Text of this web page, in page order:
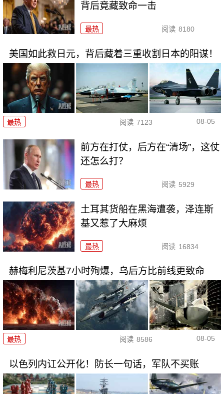
背后竟藏致命一击
最热 阅读 8180
美国如此救日元，背后藏着三重收割日本的阳谋！
最热 阅读 7123 08-05
前方在打仗，后方在“清场”，这仗
还怎么打？
最热 阅读 5929
土耳其货船在黑海遭袭，泽连斯
基又惹了大麻烦
最热 阅读 16834
赫梅利尼茨基7小时殉爆，乌后方比前线更致命
最热 阅读 8586 08-05
以色列内讧公开化！防长一句话，军队不买账